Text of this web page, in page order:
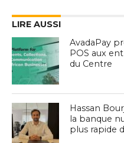
LIRE AUSSI
AvadaPay
POS aux
du Centre
Hassan
la banque
plus rapide